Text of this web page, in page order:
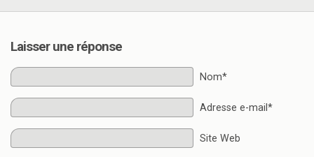
Laisser une réponse
Nom*
Adresse e-mail*
Site Web